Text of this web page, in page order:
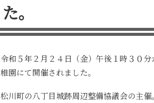
た。
令和５年２月２４日（金）午後１時３０
稚園にて開催されました。
松川町の八丁目城跡周辺整備協議会の主